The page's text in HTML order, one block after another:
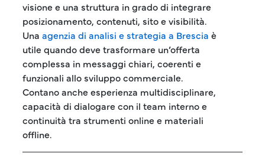
visione e una struttura in grado di integrare
posizionamento, contenuti, sito e visibilità.
Unaagenzia di analisi e strategia a Brescia è
utile quando deve trasformare un’offerta
complessa in messaggi chiari, coerenti e
funzionali allo sviluppo commerciale.
Contano anche esperienza multidisciplinare,
capacità di dialogare con il team interno e
continuità tra strumenti online e materiali
offline.